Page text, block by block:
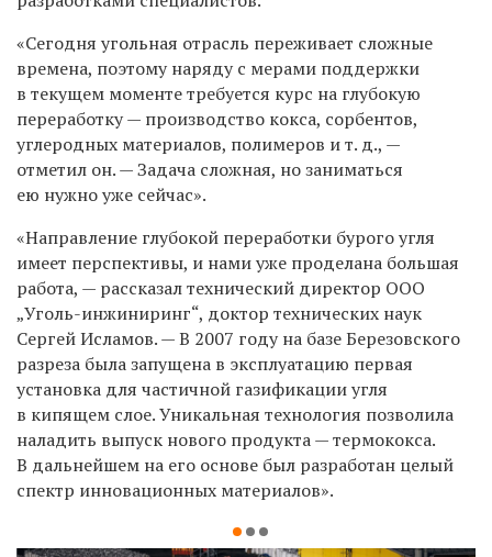
«Сегодня угольная отрасль переживает сложные
времена, поэтому наряду с мерами поддержки
в текущем моменте требуется курс на глубокую
переработку — производство кокса, сорбентов,
углеродных материалов, полимеров и т. д., —
отметил он. — Задача сложная, но заниматься
ею нужно уже сейчас».
«Направление глубокой переработки бурого угля
имеет перспективы, и нами уже проделана большая
работа, — рассказал технический директор ООО
„Уголь-инжиниринг“, доктор технических наук
Сергей Исламов. — В 2007 году на базе Березовского
разреза была запущена в эксплуатацию первая
установка для частичной газификации угля
в кипящем слое. Уникальная технология позволила
наладить выпуск нового продукта — термококса.
В дальнейшем на его основе был разработан целый
спектр инновационных материалов».